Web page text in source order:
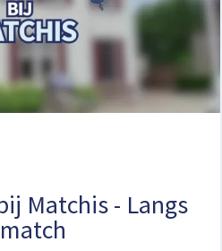
Matchis - Langs